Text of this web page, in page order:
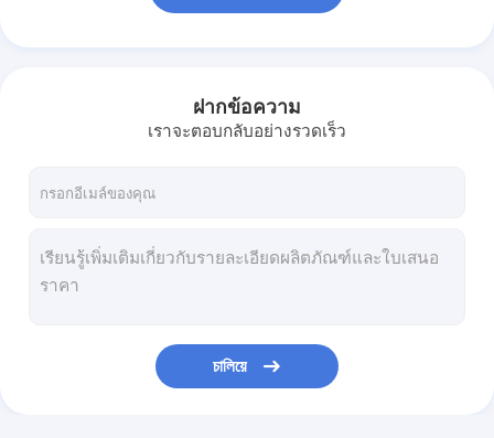
ฝากข้อความ
เราจะตอบกลับอย่างรวดเร็ว
চালিয়ে